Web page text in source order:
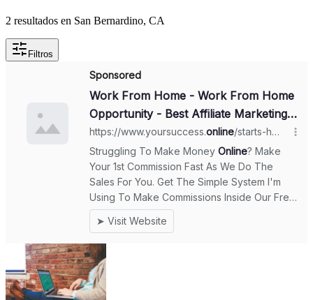
2 resultados en San Bernardino, CA
Filtros